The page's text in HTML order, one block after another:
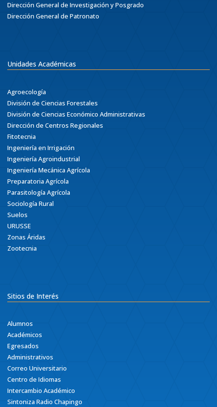
Dirección General de Investigación y Posgrado
Dirección General de Patronato
Unidades Académicas
Agroecología
División de Ciencias Forestales
División de Ciencias Económico Administrativas
Dirección de Centros Regionales
Fitotecnia
Ingeniería en Irrigación
Ingeniería Agroindustrial
Ingeniería Mecánica Agrícola
Preparatoria Agrícola
Parasitología Agrícola
Sociología Rural
Suelos
URUSSE
Zonas Áridas
Zootecnia
Sitios de Interés
Alumnos
Académicos
Egresados
Administrativos
Correo Universitario
Centro de Idiomas
Intercambio Académico
Sintoniza Radio Chapingo